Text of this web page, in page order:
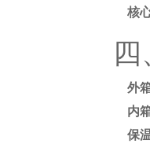
核
外
内
保